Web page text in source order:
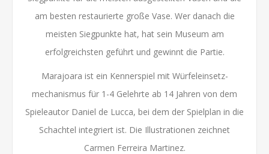
am besten restaurierte große Vase. Wer danach die
meisten Siegpunkte hat, hat sein Museum am
erfolgreichsten geführt und gewinnt die Partie.
‍Marajoara ist ein Kennerspiel mit Würfeleinsetz-
mechanismus für 1-4 Gelehrte ab 14 Jahren von dem
Spieleautor Daniel de Lucca, bei dem der Spielplan in die
Schachtel integriert ist. Die Illustrationen zeichnet
Carmen Ferreira Martinez.